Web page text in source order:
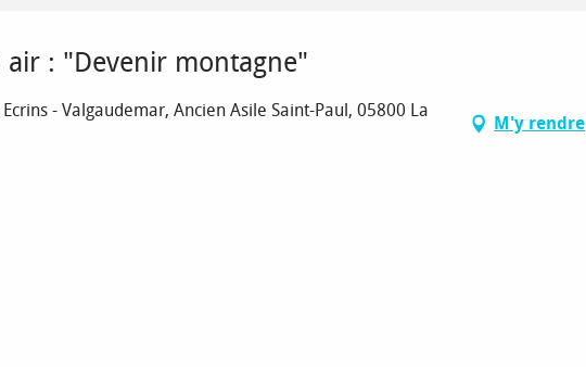
air : "Devenir montagne"
- Valgaudemar, Ancien Asile Saint-Paul, 05800 La
M'y rendre